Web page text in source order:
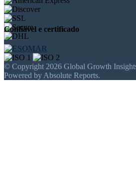
Confiável e certificado
© Copyright 2026 Global Growth
Powered by Absolute Reports.